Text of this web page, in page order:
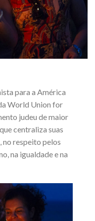
para a América
World Union for
judeu de maior
centraliza suas
no respeito pelos
na igualdade e na